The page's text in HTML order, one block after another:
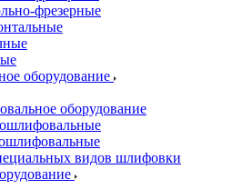
фрезерные
оборудование
оборудование
видов шлифовки